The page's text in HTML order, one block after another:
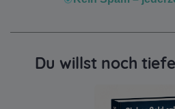
Du willst noch